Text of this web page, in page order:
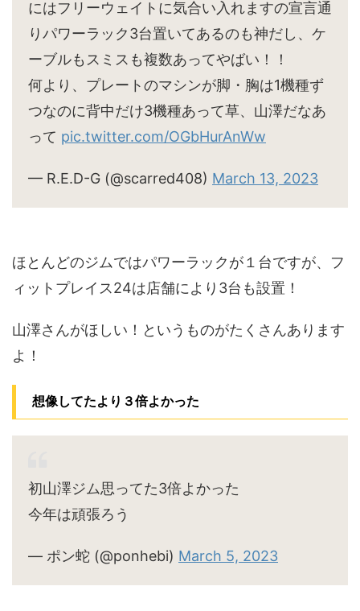
にはフリーウェイトに気合い入れますの宣言通
りパワーラック3台置いてあるのも神だし、ケ
ーブルもスミスも複数あってやばい！！
何より、プレートのマシンが脚・胸は1機種ず
つなのに背中だけ3機種あって草、山澤だなあ
って pic.twitter.com/OGbHurAnWw
— R.E.D-G (@scarred408) March 13, 2023
ほとんどのジムではパワーラックが１台ですが、フ
ィットプレイス24は店舗により3台も設置！
山澤さんがほしい！というものがたくさんあります
よ！
想像してたより３倍よかった
初山澤ジム思ってた3倍よかった
今年は頑張ろう
— ポン蛇 (@ponhebi) March 5, 2023